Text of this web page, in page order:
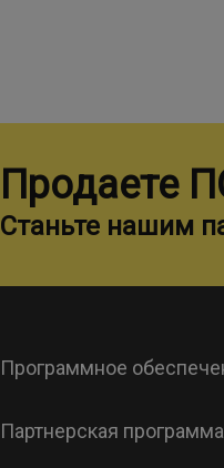
Продаете
Станьте нашим
Программное
Партнерская программа